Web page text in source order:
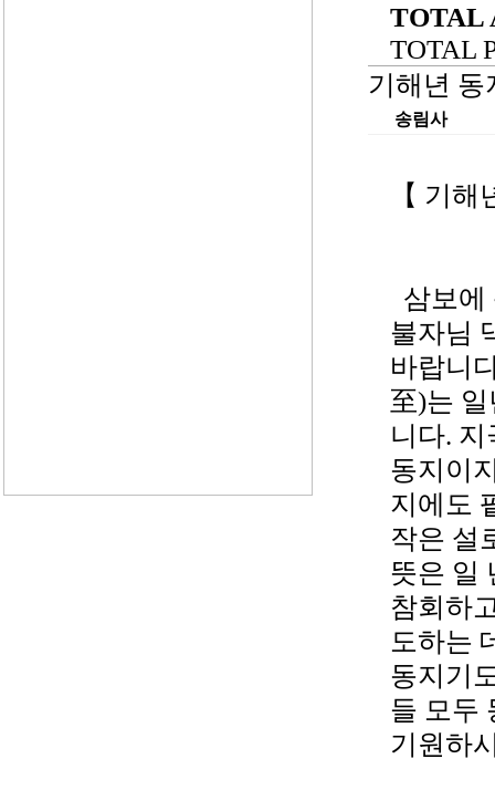
TOTAL
TOTAL
기해년 동
송림사
【 기
삼보에
불자님
바랍니
至)는
니다.
동지이
지에도
작은 설
뜻은 일
참회하
도하는
동지기
들 모두
기원하